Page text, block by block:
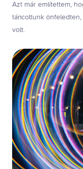
Azt már említettem,
táncoltunk önfeledten,
volt.